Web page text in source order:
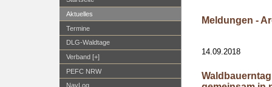
Aktuelles
Termine
DLG-Waldtage
Verband [+]
PEFC NRW
NavLog
Meldungen -
14.09.2018